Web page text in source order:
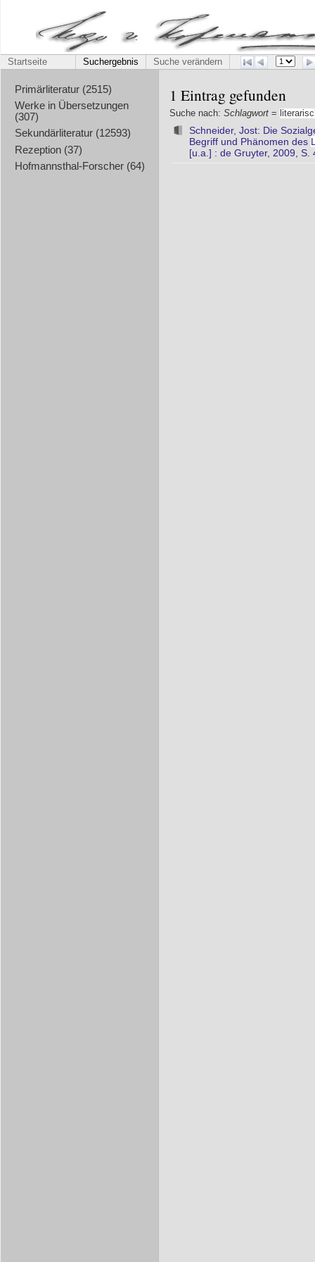
Startseite Suchergebnis Suche verändern
Primärliteratur (2515)
Werke in Übersetzungen
(307)
Sekundärliteratur (12593)
Rezeption (37)
Hofmannsthal-Forscher (64)
1 Eintrag gefunden
Suche nach: Schlagwort =
Schneider, Jost: Die
Begriff und Phänomen des
[u.a.] : de Gruyter, 2009, S.